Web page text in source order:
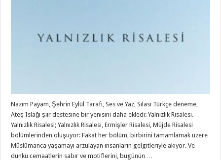
Nazım Payam, Şehrin Eylül Tarafı, Ses ve Yaz, Sılası Türkçe deneme,
Ateş Islağı şiir destesine bir yenisini daha ekledi: Yalnızlık Risalesi.
Yalnızlık Risalesi; Yalnızlık Risalesi, Ermişler Risalesi, Müjde Risalesi
bölümlerinden oluşuyor: Fakat her bölüm, birbirini tamamlamak üzere
Müslümanca yaşamayı arzulayan insanların gelgitleriyle akıyor. Ve
dünkü cemaatlerin sabır ve motiflerini, bugünün …